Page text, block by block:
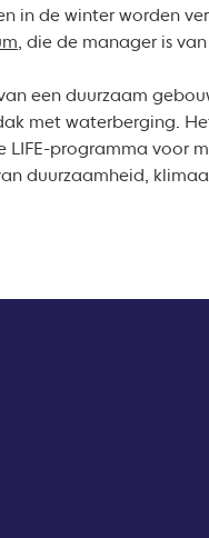
in de winter worden
, die de manager is
een duurzaam
met waterberging.
LIFE-programma voor
duurzaamheid,